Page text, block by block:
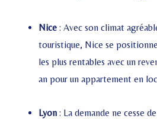
Nice : Avec son climat
touristique, Nice se
les plus rentables avec un
an pour un appartement en
Lyon : La demande ne cesse